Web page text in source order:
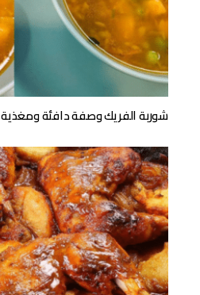
شوربة الفريك وصفة دافئة ومغذية